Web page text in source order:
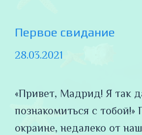
Первое свидание
28.03.2021
«Привет, Мадрид! Я так
познакомиться с тобой!»
окраине, недалеко от